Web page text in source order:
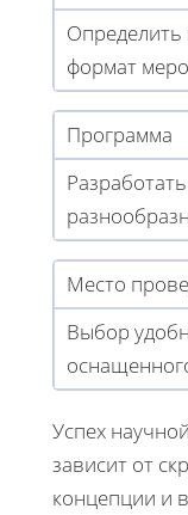
формат
Программа
Место
Выбор
Успех
зависит от
концепции и